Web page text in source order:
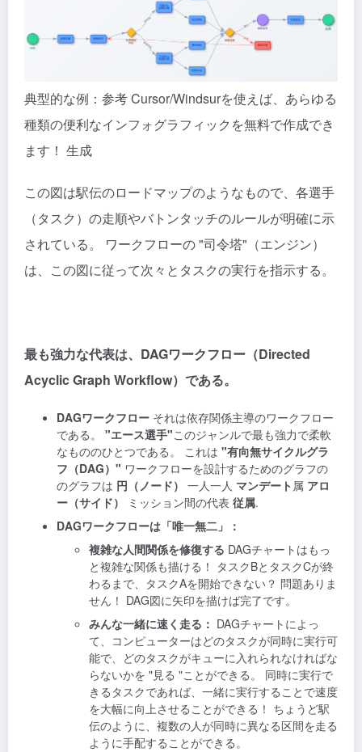
典型的な例：参考Cursor/Windsurを使えば、あらゆる
種類の便利なインフォグラフィックを無料で作成でき
ます！ 生成
この図は駅伝のロードマップのようなもので、各選手
（タスク）の走順やバトンタッチのルールが明確に示
されている。 ワークフローの "司令塔"（エンジン）
は、この図に従って次々とタスクの実行を指示する。
最も強力な代表は、DAGワークフロー（Directed
Acyclic Graph Workflow）である。
DAGワークフロー それは依存関係主導のワークフロー
である。 "エース選手"このジャンルで最も強力で柔軟
なもののひとつである。 これは "有向無サイクルグラ
フ（DAG）" ワークフローを設計するためのグラフの
のグラフは 円（ノード） 一人一人 マンデート 属 アロ
ー（サイド）
ミッション間の代表 従属.
DAGワークフローは「唯一無二」：
複雑な人間関係を修復する DAGチャートはもっ
と複雑な関係も描ける！ タスクBとタスクCが終
わるまで、タスクAを開始できない？ 問題ありま
せん！ DAG図に矢印を描けば完了です。
みんな一緒に速く走る： DAGチャートによっ
て、コンピューターはどのタスクが同時に実行可
能で、どのタスクがキューに入れられなければな
らないかを "見る "ことができる。 同時に実行で
きるタスクであれば、一緒に実行することで速度
を大幅に向上させることができる！ ちょうど駅
伝のように、複数の人が同時に異なる区間を走る
ように手配することができる。